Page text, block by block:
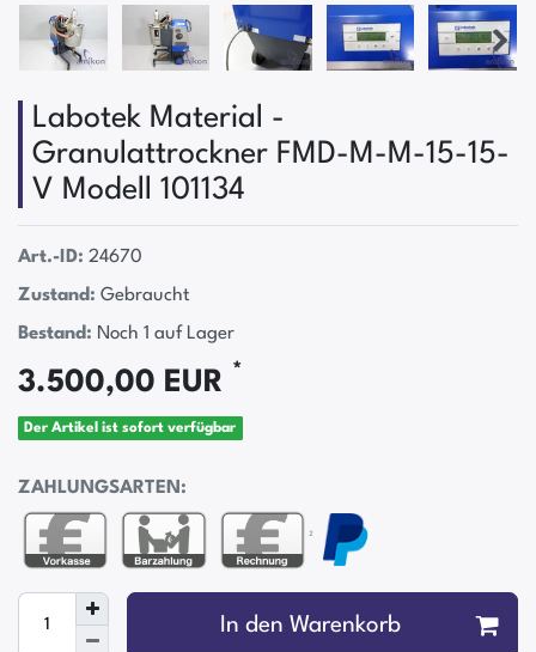
Labotek Material -
Granulattrockner FMD-M-M-15-15-
V Modell 101134
Art.-ID: 24670
Zustand: Gebraucht
Bestand: Noch 1 auf Lager
3.500,00 EUR *
Der Artikel ist sofort verfügbar
ZAHLUNGSARTEN:
²
In den Warenkorb